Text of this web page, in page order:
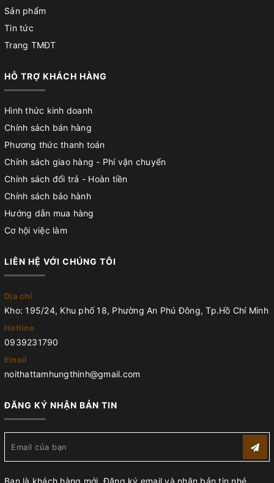
Sản phẩm
Tin tức
Trang TMĐT
HỖ TRỢ KHÁCH HÀNG
Hình thức kinh doanh
Chính sách bán hàng
Phương thức thanh toán
Chính sách giao hàng - Phí vận chuyển
Chính sách đổi trả - Hoàn tiền
Chính sách bảo hành
Hướng dẫn mua hàng
Cơ hội việc làm
LIÊN HỆ VỚI CHÚNG TÔI
Địa chỉ
Kho: 195/24, Khu phố 18, Phường An Phú Đông, Tp.Hồ Chí Minh
Hotline
0939231790
Email
noithattamhungthinh@gmail.com
ĐĂNG KÝ NHẬN BẢN TIN
Bạn là khách hàng mới. Đăng ký email và nhận bản tin nhé